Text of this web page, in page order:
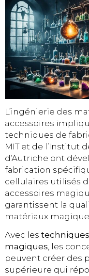
L’ingénierie des
accessoires
techniques de
MIT et de l’Institut
d’Autriche ont
fabrication
cellulaires utilisés
accessoires
garantissent la
matériaux
Avec les
magiques, les
peuvent créer des
supérieure qui